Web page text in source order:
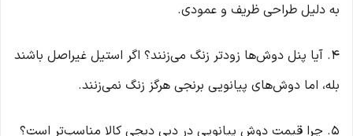
به دلیل طراحی ظریف و عمودی.
۴. آیا پنل دوش‌ها زودتر زنگ می‌زنند؟ اگر استیل غیراصل باشند
بله، اما دوش‌های پیانویی برنجی هرگز زنگ نمی‌زنند.
۵. چرا قیمت دوش پیانویی در دبی دیجی کالا مناسب‌تر است؟